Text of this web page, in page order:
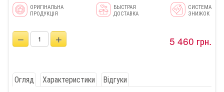
ОРИГІНАЛЬНА
ПРОДУКЦІЯ
БЫСТРАЯ
ДОСТАВКА
СИСТЕМА
ЗНИЖОК
− + 5 460 грн.
Огляд Характеристики Відгуки